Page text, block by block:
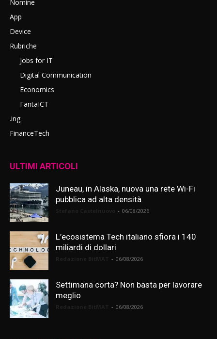
Nomine
App
Device
Rubriche
Jobs for IT
Digital Communication
Economics
FantaICT
.ing
FinanceTech
ULTIMI ARTICOLI
Juneau, in Alaska, nuova una rete Wi-Fi
pubblica ad alta densità
- 06/08/2026
L’ecosistema Tech italiano sfiora i 140
miliardi di dollari
- 06/08/2026
Settimana corta? Non basta per lavorare
meglio
- 06/08/2026